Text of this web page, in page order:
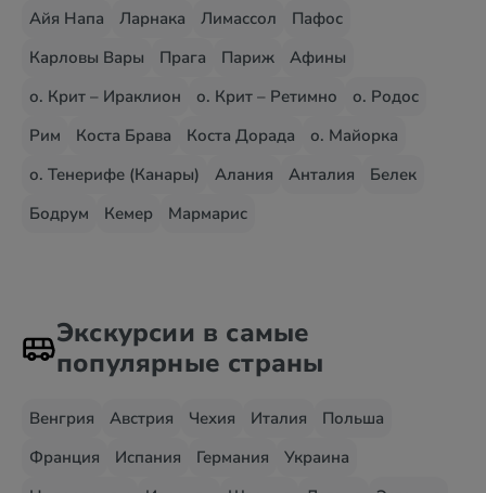
Айя Напа
Ларнака Лимассол
Пафос
Карловы Вары
Прага Париж
Афины
о. Крит – Ираклион
о. Крит – Ретимно
о. Родос
Рим
Коста Брава Коста Дорада
о. Майорка
о. Тенерифе (Канары)
Алания Анталия
Белек
Бодрум
Кемер Мармарис
Экскурсии в самые
популярные страны
Венгрия Австрия Чехия Италия
Польша
Франция
Испания Германия
Украина